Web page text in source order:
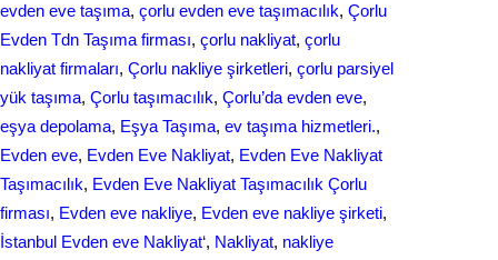
evden eve taşıma, çorlu evden eve taşımacılık, Çorlu
Evden Tdn Taşıma firması, çorlu nakliyat, çorlu
nakliyat firmaları, Çorlu nakliye şirketleri, çorlu parsiyel
yük taşıma, Çorlu taşımacılık, Çorlu’da evden eve
eşya depolama, Eşya Taşıma, ev taşıma hizmetleri.
Evden eve, Evden Eve Nakliyat, Evden Eve Nakliyat
Taşımacılık, Evden Eve Nakliyat Taşımacılık Çorlu
firması, Evden eve nakliye, Evden eve nakliye şirketi
İstanbul Evden eve Nakliyat‘, Nakliyat, nakliye